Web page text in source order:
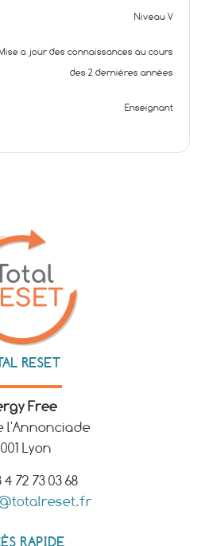
Niveau V
Mise a jour des connaissances au cours
des 2 dernières années
Enseignant
RESET
Free
l'Annonciade
Lyon
4 72 73 03 68
RAPIDE